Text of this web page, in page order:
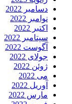
دسامبر 2022
نوامبر 2022
اکتبر 2022
سپتامبر 2022
آگوست 2022
جولای 2022
ژوئن 2022
می 2022
آوریل 2022
مارس 2022